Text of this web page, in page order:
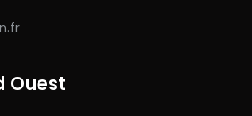
Ouest